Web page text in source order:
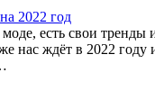
2022 год
есть свои тренды
нас ждёт в 2022 году